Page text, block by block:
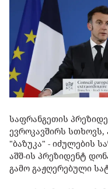
საფრანგეთის
ევროკავშირს
"ბაზუკა" - იძულების
აშშ-ის პრეზიდენტ
გამო გაჟღერებული